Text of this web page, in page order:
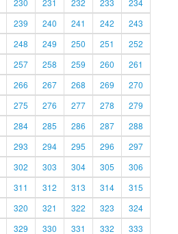
230 231 232 233
234
239 240 241 242
243
248 249 250 251
252
257 258 259 260
261
266 267 268 269
270
275 276 277 278
279
284 285 286 287
288
293 294 295 296
297
302 303 304 305
306
311 312 313 314
315
320 321 322 323
324
329 330 331 332 333